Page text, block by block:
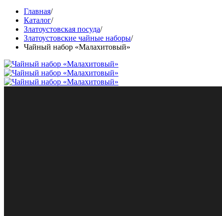
Главная/
Каталог/
Златоустовская посуда/
Златоустовские чайные наборы/
Чайный набор «Малахитовый»